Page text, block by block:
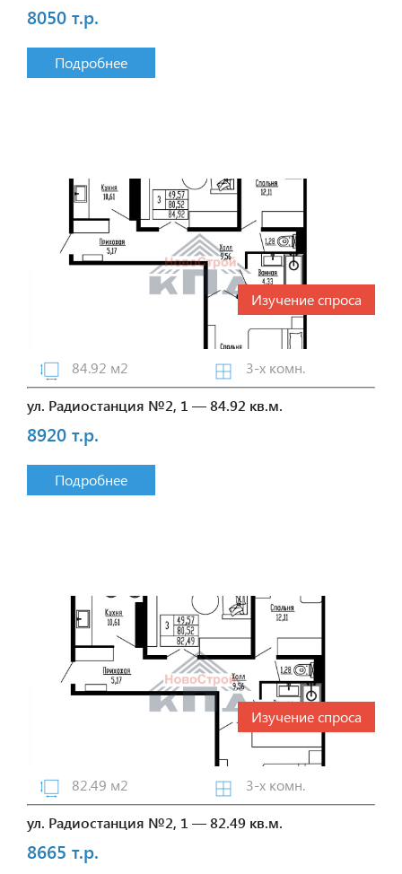
8050 т.р.
Подробнее
Изучение спроса
84.92 м2
3-х комн.
ул. Радиостанция №2, 1 — 84.92 кв.м.
8920 т.р.
Подробнее
Изучение спроса
82.49 м2
3-х комн.
ул. Радиостанция №2, 1 — 82.49 кв.м.
8665 т.р.